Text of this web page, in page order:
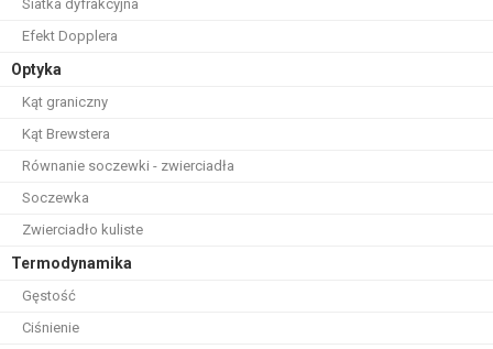
Siatka dyfrakcyjna
Efekt Dopplera
Optyka
Kąt graniczny
Kąt Brewstera
Równanie soczewki - zwierciadła
Soczewka
Zwierciadło kuliste
Termodynamika
Gęstość
Ciśnienie